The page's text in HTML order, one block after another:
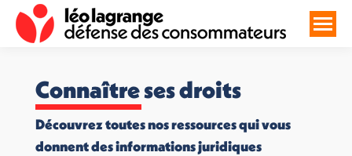
Connaître ses droits
Découvrez toutes nos ressources qui vous
donnent des informations juridiques